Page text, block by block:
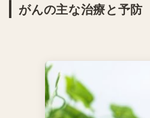
がんの主な治療と予防